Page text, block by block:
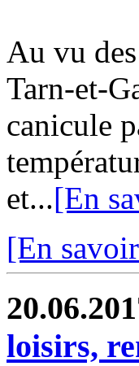
Au vu
Tarn-et-
canicule
et...[En
[En
loisirs,